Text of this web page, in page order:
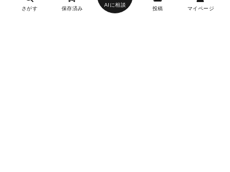
さがす 保存済み
AIに相談
投稿 マイページ